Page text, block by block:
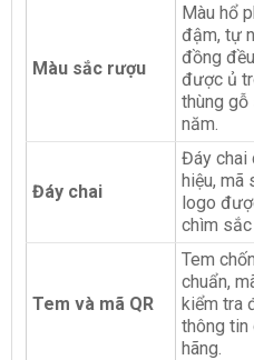
Màu sắc rượu
Màu hổ
đậm, tự
đồng
được ủ
thùng gỗ
năm.
Đáy chai
Đáy chai
hiệu, mã
logo
chìm sắc
Tem và mã QR
Tem
chuẩn,
kiểm tra
thông tin
hãng.